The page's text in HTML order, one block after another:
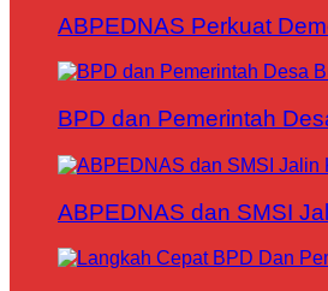
ABPEDNAS Perkuat
BPD dan Pemerintah
ABPEDNAS dan SMSI